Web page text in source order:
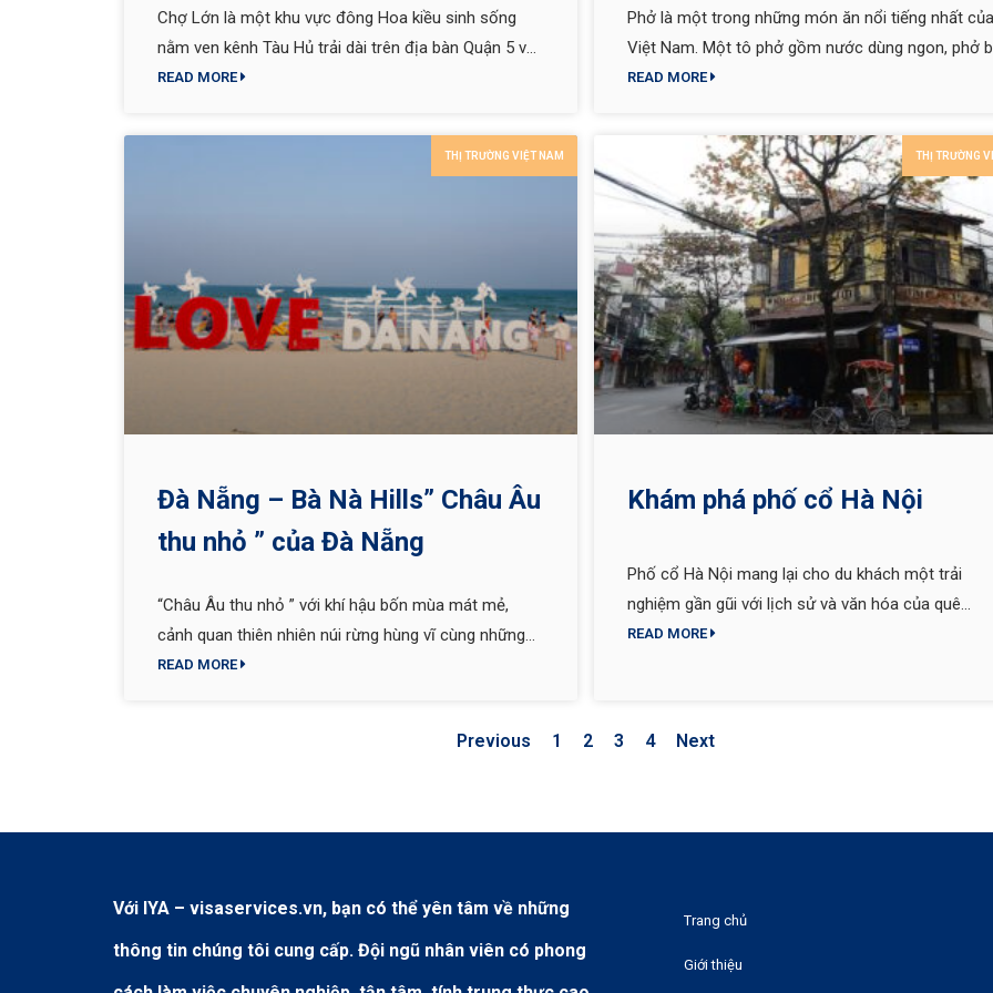
Chợ Lớn là một khu vực đông Hoa kiều sinh sống
nằm ven kênh Tàu Hủ trải dài trên địa bàn Quận 5 và
Quận
READ MORE
Phở là một trong những món ăn nổi tiếng nhất của
Việt Nam. Một tô phở gồm nước dùng ngon, phở
hoặc phở gà thơm ngon, và các loại gia vị như
READ MORE
THỊ TRƯỜNG VIỆT NAM
Đà Nẵng – Bà Nà Hills” Châu Âu
thu nhỏ ” của Đà Nẵng
“Châu Âu thu nhỏ ” với khí hậu bốn mùa mát mẻ,
cảnh quan thiên nhiên núi rừng hùng vĩ cùng những
công trình kiến trúc quy mô và độc đáo, hấp dẫn
READ MORE
THỊ TRƯỜNG
Khám phá phố cổ Hà Nội
Phố cổ Hà Nội mang lại cho du khách một trải
nghiệm gần gũi với lịch sử và văn hóa của quê
hương.
READ MORE
Previous 1 2 3 4 Next
Với IYA – visaservices.vn, bạn có thể yên tâm về những
thông tin chúng tôi cung cấp. Đội ngũ nhân viên có phong
Trang chủ
Giới thiệu